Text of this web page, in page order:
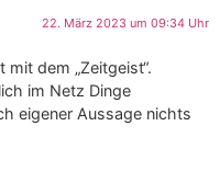
22. März 2023 um 09:34 Uhr
dem „Zeitgeist“.
im Netz Dinge
eigener Aussage nichts